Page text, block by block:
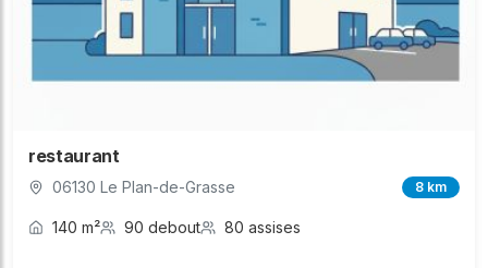
restaurant
06130 Le Plan-de-Grasse 8 km
140 m² 90 debout 80 assises